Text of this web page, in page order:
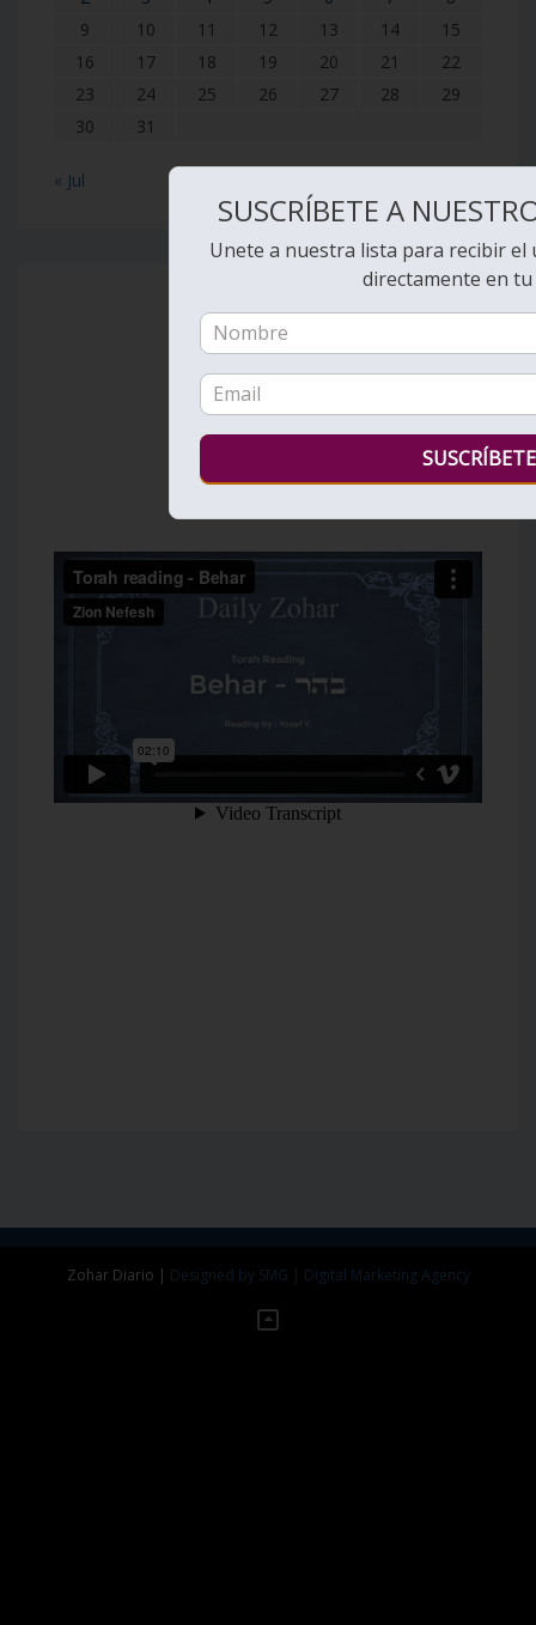
9
10 11 12 13 14
15
16
17 18 19 20 21
22
23
24 25 26 27 28
29
30
31
« Jul
Zohar Diario | Designed by SMG | Digital Marketing Agency
SUSCRÍBETE A
Unete a nuestra lista para recibir
directamente en